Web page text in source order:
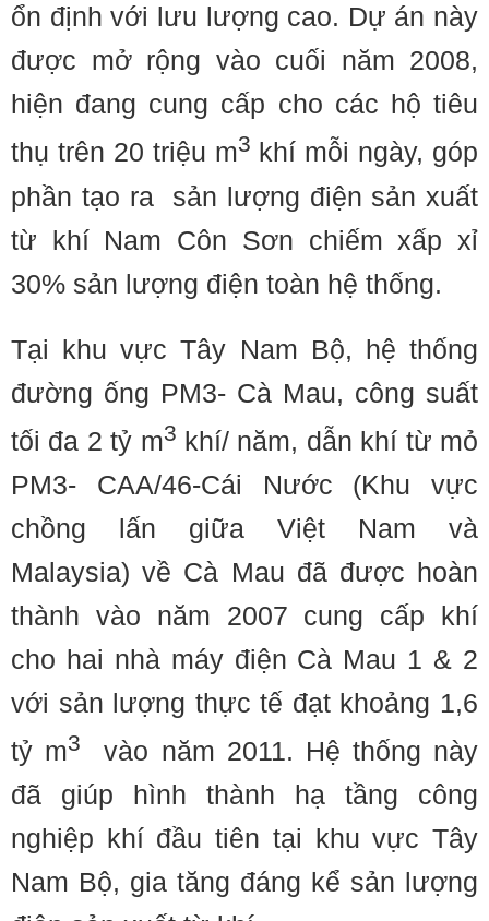
ổn định với lưu lượng cao. Dự án này
được mở rộng vào cuối năm 2008,
hiện đang cung cấp cho các hộ tiêu
thụ trên 20 triệu m3 khí mỗi ngày, góp
phần tạo ra sản lượng điện sản xuất
từ khí Nam Côn Sơn chiếm xấp xỉ
30% sản lượng điện toàn hệ thống.
Tại khu vực Tây Nam Bộ, hệ thống
đường ống PM3- Cà Mau, công suất
tối đa 2 tỷ m3 khí/ năm, dẫn khí từ mỏ
PM3- CAA/46-Cái Nước (Khu vực
chồng lấn giữa Việt Nam và
Malaysia) về Cà Mau đã được hoàn
thành vào năm 2007 cung cấp khí
cho hai nhà máy điện Cà Mau 1 & 2
với sản lượng thực tế đạt khoảng 1,6
tỷ m3
vào năm 2011. Hệ thống này
đã giúp hình thành hạ tầng công
nghiệp khí đầu tiên tại khu vực Tây
Nam Bộ, gia tăng đáng kể sản lượng